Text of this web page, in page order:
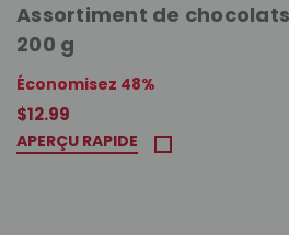
Assortiment de
200 g
Économisez 48%
$12.99
APERÇU RAPIDE